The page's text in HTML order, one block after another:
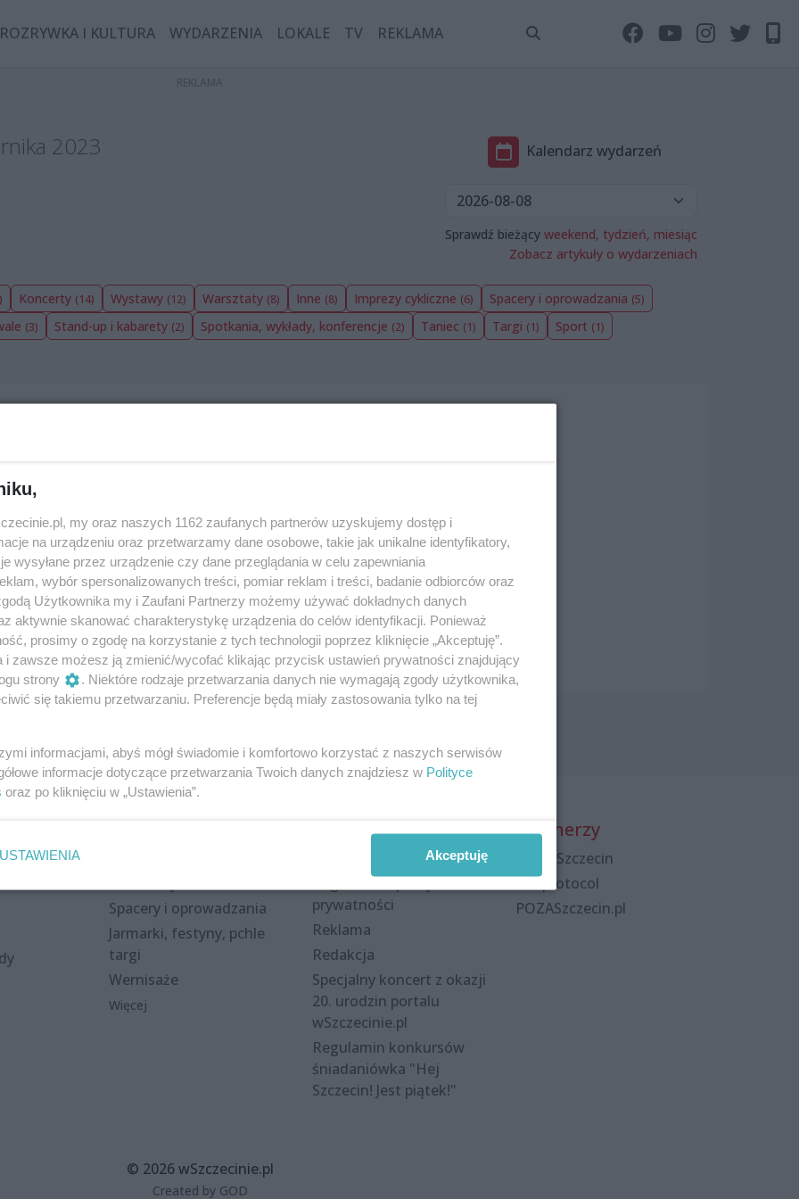
ROZRYWKA I KULTURA WYDARZENIA LOKALE TV REKLAMA
2023 Kalendarz wydarzeń
Sprawdź bieżący weekend, tydzień, miesiąc
Zobacz artykuły o wydarzeniach
Koncerty (14) Wystawy (12) Warsztaty (8) Inne (8) Imprezy cykliczne (6) Spacery i oprowadzania (5)
(3) Stand-up i kabarety (2) Spotkania, wykłady, konferencje (2) Taniec (1) Targi (1) Sport (1)
- spróbujzmienić kategorię
Spacery i oprowadzania
Jarmarki, festyny, pchle
targi
Wernisaże
Więcej
Redakcja
Regulamin i polityka
prywatności
Reklama
Redakcja
Specjalny koncert z okazji
20. urodzin portalu
wSzczecinie.pl
Regulamin konkursów
śniadaniówka "Hej
Szczecin! Jest piątek!"
Partnerzy
Praca Szczecin
the:protocol
POZASzczecin.pl
© 2026 wSzczecinie.pl
Created by GOD
my oraz naszych 1162 zaufanych partnerów uzyskujemy dostęp i
na urządzeniu oraz przetwarzamy dane osobowe, takie jak unikalne identyfikatory,
wysyłane przez urządzenie czy dane przeglądania w celu zapewniania
wybór spersonalizowanych treści, pomiar reklam i treści, badanie odbiorców oraz
Użytkownika my i Zaufani Partnerzy możemy używać dokładnych danych
aktywnie skanować charakterystykę urządzenia do celów identyfikacji. Ponieważ
prosimy o zgodę na korzystanie z tych technologii poprzez kliknięcie „Akceptuję”.
i zawsze możesz ją zmienić/wycofać klikając przycisk ustawień prywatności znajdujący
strony
. Niektóre rodzaje przetwarzania danych nie wymagają zgody użytkownika,
się takiemu przetwarzaniu. Preferencje będą miały zastosowania tylko na tej
informacjami, abyś mógł świadomie i komfortowo korzystać z naszych serwisów
informacje dotyczące przetwarzania Twoich danych znajdziesz w Polityce
oraz po kliknięciu w „Ustawienia”.
USTAWIENIA Akceptuję